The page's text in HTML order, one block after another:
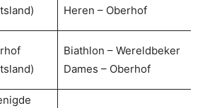
Heren – Oberhof
Biathlon – Wereldbeker
Dames – Oberhof